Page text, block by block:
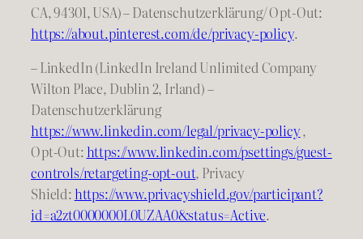
CA, 94301, USA) – Datenschutzerklärung/ Opt-Out:
https://about.pinterest.com/de/privacy-policy.
– LinkedIn (LinkedIn Ireland Unlimited Company
Wilton Place, Dublin 2, Irland) –
Datenschutzerklärung
https://www.linkedin.com/legal/privacy-policy,
Opt-Out:https://www.linkedin.com/psettings/guest-
controls/retargeting-opt-out, Privacy
Shield:https://www.privacyshield.gov/participant?
id=a2zt0000000L0UZAA0&status=Active.